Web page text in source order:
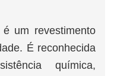
um revestimento
É reconhecida
química,